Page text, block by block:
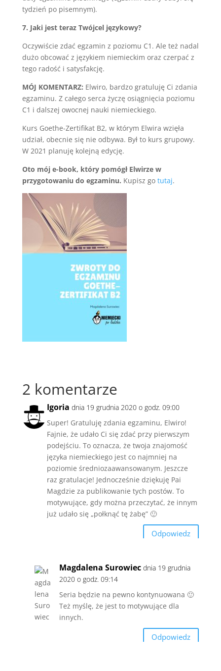
tydzień po pisemnym).
7. Jaki jest teraz Twójcel językowy?
Oczywiście zdać egzamin z poziomu C1. Ale też nadal
dużo obcować z językiem niemieckim oraz czerpać z
tego radość i satysfakcję.
MÓJ KOMENTARZ: Elwiro, bardzo gratuluję Ci zdania
egzaminu. Z całego serca życzę osiągnięcia poziomu
C1 i dalszej owocnej nauki niemieckiego.
Kurs Goethe-Zertifikat B2, w którym Elwira wzięła
udział, obecnie się nie odbywa. Był to kurs grupowy.
W 2021 planuję kolejną edycję.
Oto mój e-book, który pomógł Elwirze w
przygotowaniu do egzaminu. Kupisz go tutaj.
2 komentarze
Igoria dnia 19 grudnia 2020 o godz. 09:00
Super! Gratuluję zdania egzaminu, Elwiro!
Fajnie, że udało Ci się zdać przy pierwszym
podejściu. To oznacza, że twoja znajomość
języka niemieckiego jest co najmniej na
poziomie średniozaawansowanym. Jeszcze
raz gratulacje! Jednocześnie dziękuję Pai
Magdzie za publikowanie tych postów. To
motywujące, gdy można przeczytać, że innym
już udało się „połknąć tę żabę” 🙂
Odpowiedz
Magdalena Surowiec dnia 19 grudnia
2020 o godz. 09:14
Seria będzie na pewno kontynuowana 🙂
Też myślę, że jest to motywujące dla
innych.
Odpowiedz